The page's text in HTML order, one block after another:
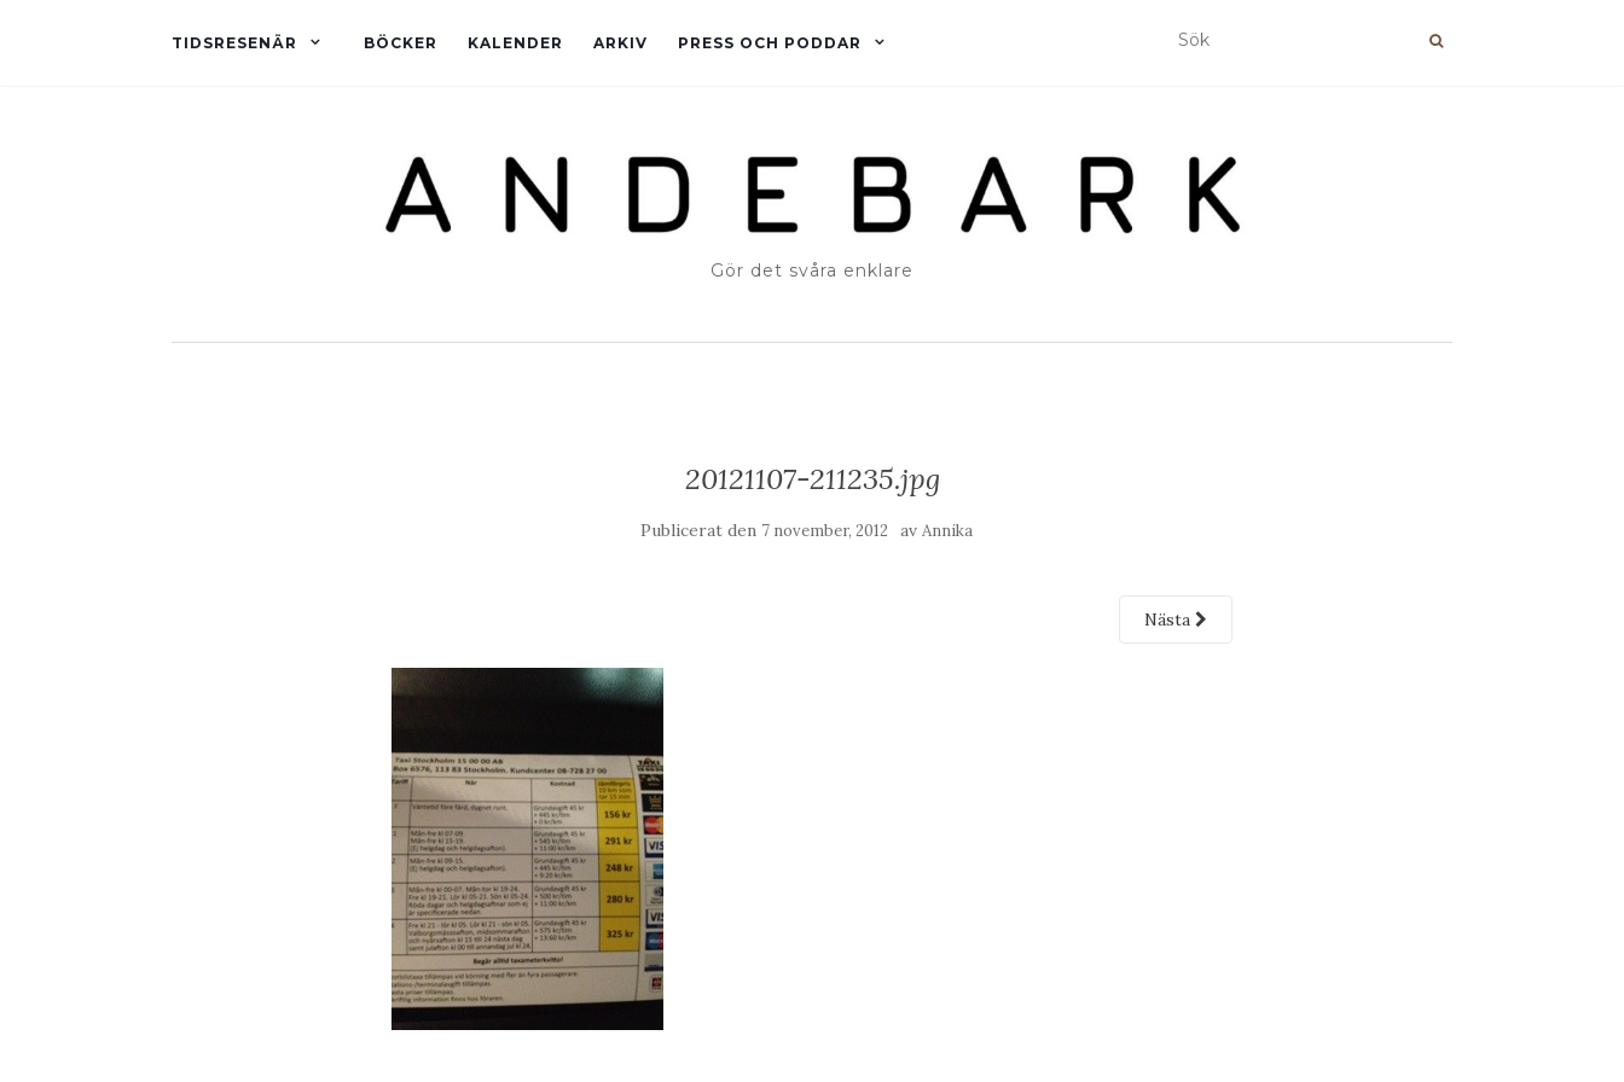
TIDSRESENÄR BÖCKER KALENDER ARKIV PRESS OCH PODDAR
Gör det svåra enklare
20121107-211235.jpg
Publicerat den 7 november, 2012 av Annika
Nästa